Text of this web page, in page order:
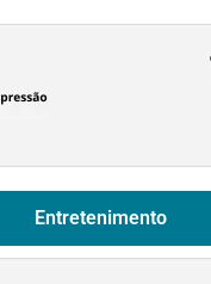
Entretenimento